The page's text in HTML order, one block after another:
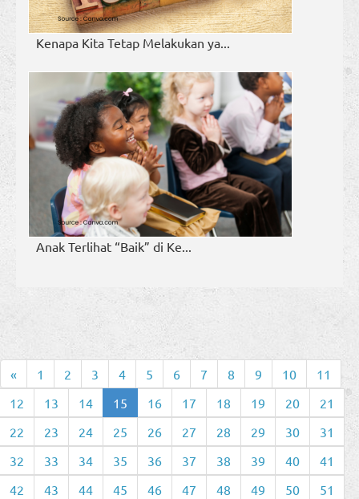
Kenapa Kita Tetap Melakukan ya...
Anak Terlihat “Baik” di Ke...
« 1 2 3 4 5 6 7 8 9 10
11
12
13 14 15 16 17 18 19 20
21
22
23 24 25 26 27 28 29 30
31
32
33 34 35 36 37 38 39 40
41
42
43 44 45 46 47 48 49 50
51